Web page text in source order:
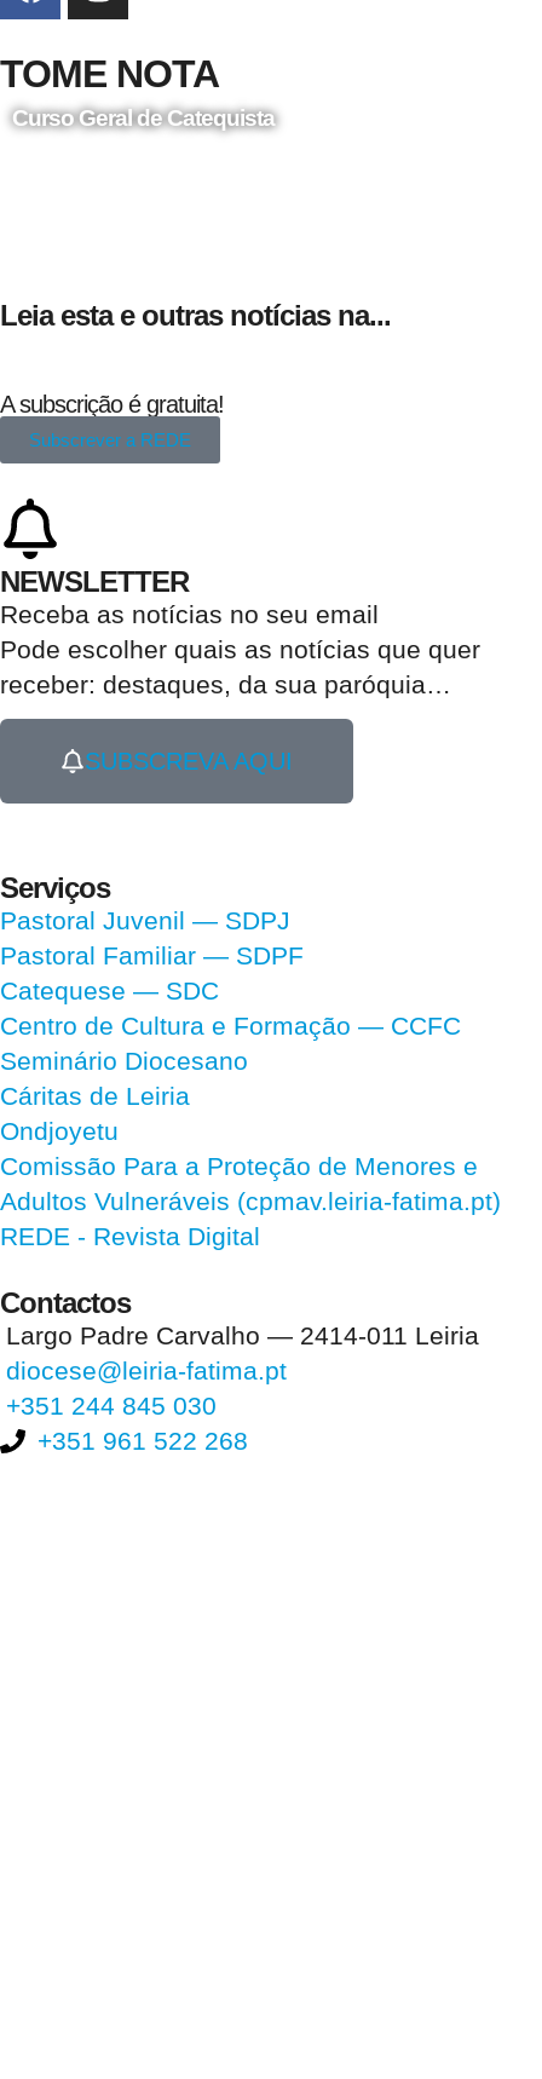
TOME NOTA
Curso Geral de Catequista
Leia esta e outras notícias na...
A subscrição é gratuita!
Subscrever a REDE
NEWSLETTER
Receba as notícias no seu email​
Pode escolher quais as notícias que quer
receber: destaques, da sua paróquia…
SUBSCREVA AQUI
Serviços
Pastoral Juvenil — SDPJ
Pastoral Familiar — SDPF
Catequese — SDC
Centro de Cultura e Formação — CCFC
Seminário Diocesano
Cáritas de Leiria
Ondjoyetu
Comissão Para a Proteção de Menores e
Adultos Vulneráveis (cpmav.leiria-fatima.pt)
REDE - Revista Digital
Contactos
Largo Padre Carvalho — 2414-011 Leiria
diocese@leiria-fatima.pt
+351 244 845 030
+351 961 522 268